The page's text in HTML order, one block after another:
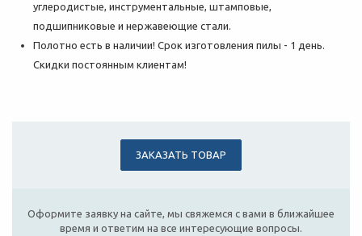
углеродистые, инструментальные, штамповые,
подшипниковые и нержавеющие стали.
Полотно есть в наличии! Срок изготовления пилы - 1 день.
Скидки постоянным клиентам!
ЗАКАЗАТЬ ТОВАР
Оформите заявку на сайте, мы свяжемся с вами в ближайшее
время и ответим на все интересующие вопросы.